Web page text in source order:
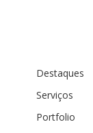
Destaques
Serviços
Portfolio